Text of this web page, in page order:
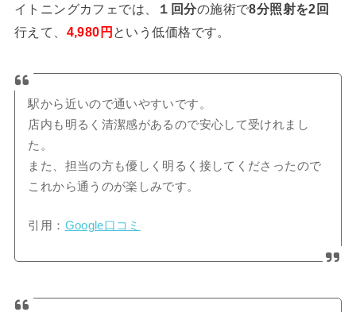
イトニングカフェでは、
１回分の施術で8分照射を2回
行えて、 4,980円 という低価格です。
駅から近いので通いやすいです。
店内も明るく清潔感があるので安心して受けれまし
た。
また、担当の方も優しく明るく接してくださったので
これから通うのが楽しみです。
引用： Google口コミ